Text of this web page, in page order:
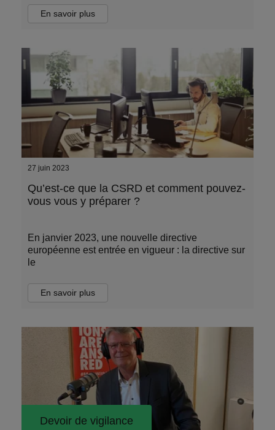
En savoir plus
27 juin 2023
Qu’est-ce que la CSRD et comment pouvez-
vous vous y préparer ?
En janvier 2023, une nouvelle directive
européenne est entrée en vigueur : la directive sur
le
En savoir plus
Devoir de vigilance